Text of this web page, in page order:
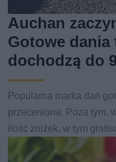
Auchan
Gotowe dania
dochodzą do
Popularna marka dań
przeceniona. Poza tym,
ilość zniżek, w tym